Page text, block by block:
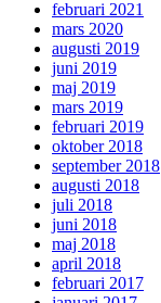
februari 2021
mars 2020
augusti 2019
juni 2019
maj 2019
mars 2019
februari 2019
oktober 2018
september 2018
augusti 2018
juli 2018
juni 2018
maj 2018
april 2018
februari 2017